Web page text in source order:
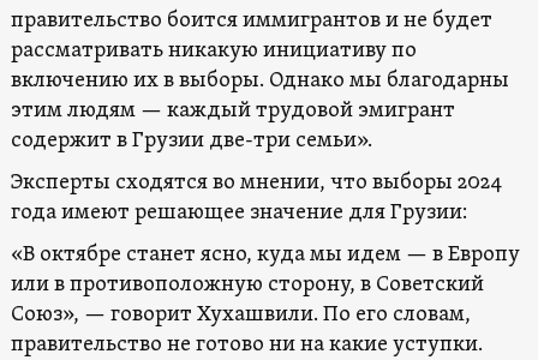
правительство боится иммигрантов и не будет
рассматривать никакую инициативу по
включению их в выборы. Однако мы благодарны
этим людям — каждый трудовой эмигрант
содержит в Грузии две-три семьи».
Эксперты сходятся во мнении, что выборы 2024
года имеют решающее значение для Грузии:
«В октябре станет ясно, куда мы идем — в Европу
или в противоположную сторону, в Советский
Союз», — говорит Хухашвили. По его словам,
правительство не готово ни на какие уступки.